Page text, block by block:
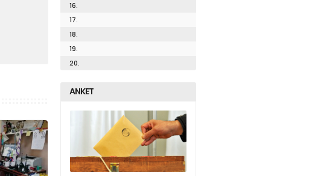
16.
17.
18.
19.
20.
ANKET